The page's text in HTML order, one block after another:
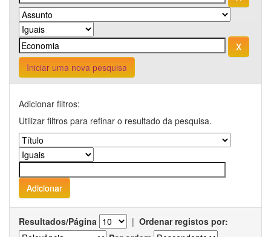
Iniciar uma nova pesquisa
Adicionar filtros:
Utilizar filtros para refinar o resultado da pesquisa.
Resultados/Página | Ordenar registos por: